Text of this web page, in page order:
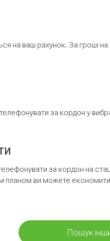
на ваш рахунок. За гроші на
за кордон у
за кордон на
планом ви можете економити
Пошук